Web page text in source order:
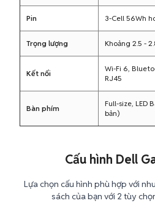
Pin 3-Cell 56Wh
Trọng lượng Khoảng 2.5 -
Kết nối
Wi-Fi 6,
RJ45
Bàn phím
Full-size, LED
bản)
Cấu hình Dell
Lựa chọn cấu hình phù hợp với
sách của bạn với 2 tùy